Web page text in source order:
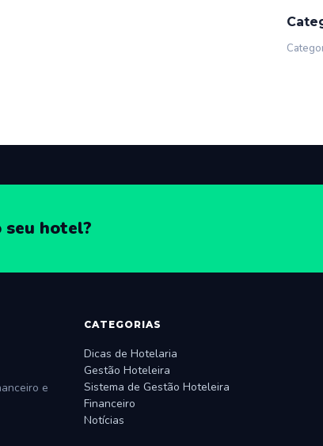
hotel?
e
CATEGORIAS
Dicas de Hotelaria
Gestão Hoteleira
Sistema de Gestão Hoteleira
Financeiro
Notícias